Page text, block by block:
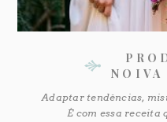
NOIVA
Adaptar tendências,
É com essa receita